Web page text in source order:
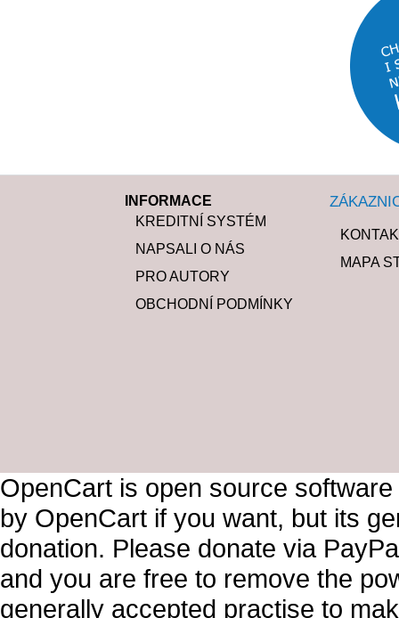
INFORMACE
KREDITNÍ SYSTÉM
NAPSALI O NÁS
PRO AUTORY
OBCHODNÍ PODMÍNKY
MAPA
OpenCart is open source
by OpenCart if you want, but its
donation. Please donate via
and you are free to remove the
generally accepted practise to